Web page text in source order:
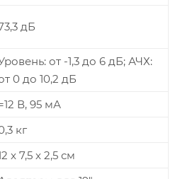
дБ
от -1,3 до 6 дБ; АЧХ:
0 до 10,2 дБ
В, 95 мА
кг
x 7,5 x 2,5 см